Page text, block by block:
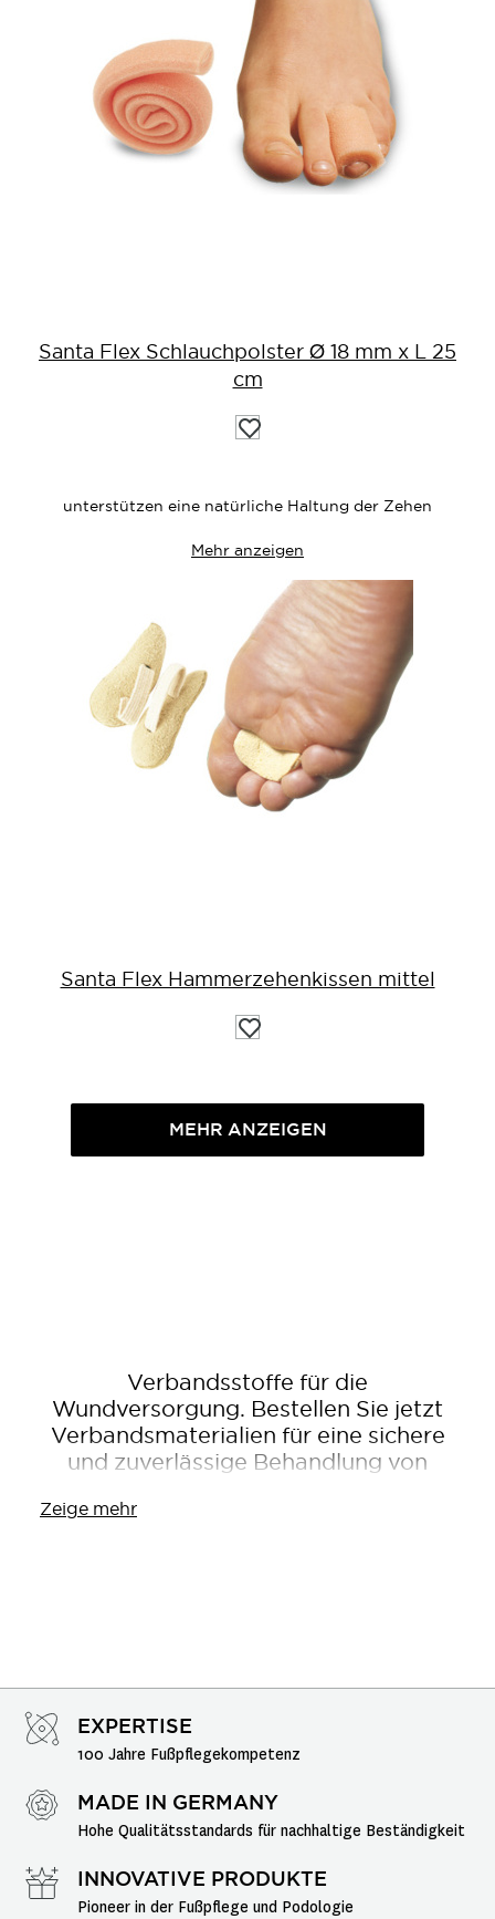
Santa Flex Schlauchpolster Ø 18 mm x L 25
cm
Auf
die
unterstützen eine natürliche Haltung der Zehen
Mehr anzeigen
Santa Flex Hammerzehenkissen mittel
Auf
die
MEHR ANZEIGEN
Verbandsstoffe für die
Wundversorgung. Bestellen Sie jetzt
Verbandsmaterialien für eine sichere
und zuverlässige Behandlung von
Zeige mehr
EXPERTISE
100 Jahre Fußpflegekompetenz
MADE IN GERMANY
Hohe Qualitätsstandards für nachhaltige Beständigkeit
INNOVATIVE PRODUKTE
Pioneer in der Fußpflege und Podologie